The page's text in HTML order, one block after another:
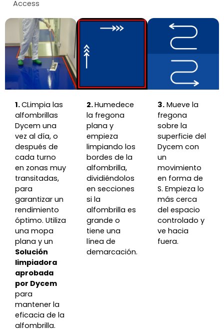
Access
1.CLimpia las
alfombrillas
Dycem una
vez al día, o
después de
cada turno
en zonas muy
transitadas,
para
garantizar un
rendimiento
óptimo. Utiliza
una mopa
plana y un
Solución
limpiadora
aprobada
por Dycem
para
mantener la
eficacia de la
alfombrilla.
2.Humedece
la fregona
plana y
empieza
limpiando los
bordes de la
alfombrilla,
dividiéndolos
en secciones
si la
alfombrilla es
grande o
tiene una
línea de
demarcación.
3. Mueve la
fregona
sobre la
superficie del
Dycem con
un
movimiento
en forma de
S. Empieza lo
más cerca
del espacio
controlado y
ve hacia
fuera.